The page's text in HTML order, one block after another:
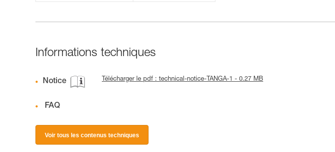
Informations techniques
Notice Télécharger le pdf : technical-notice-TANGA-1 - 0.27 MB
FAQ
Voir tous les contenus techniques